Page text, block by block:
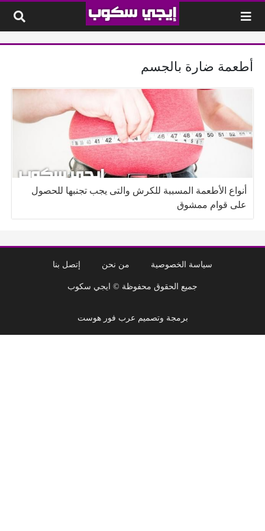
أطعمة ضارة بالجسم
أنواع الأطعمة المسببة للكرش والتى يجب تجنبها للحصول
على قوام ممشوق
سياسة الخصوصية من نحن إتصل بنا
جميع الحقوق محفوظة © ايجي سكوب
برمجة وتصميم عرب فور هوست